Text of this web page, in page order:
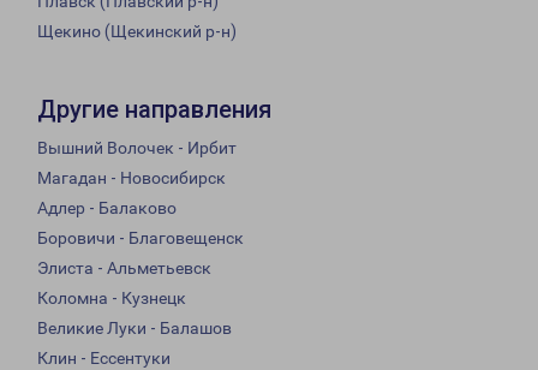
Щекино (Щекинский р-н)
Другие направления
Вышний Волочек - Ирбит
Магадан - Новосибирск
Адлер - Балаково
Боровичи - Благовещенск
Элиста - Альметьевск
Коломна - Кузнецк
Великие Луки - Балашов
Клин - Ессентуки